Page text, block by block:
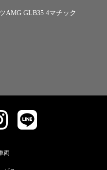
GLB35 4マチック
両